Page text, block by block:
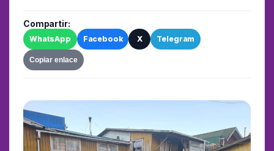
Compartir:
WhatsApp Facebook X Telegram
Copiar enlace